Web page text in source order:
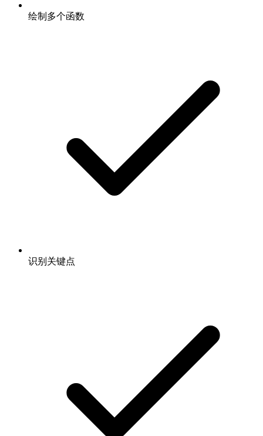
绘制多个函数
识别关键点